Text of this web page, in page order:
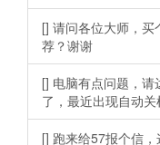
[] 请问各位大师，
荐？谢谢
[] 电脑有点问题，
了，最近出现自动关
[] 跑来给57报个信